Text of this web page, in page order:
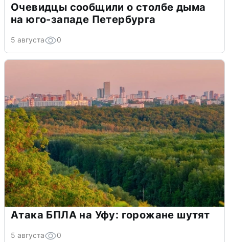
Очевидцы сообщили о столбе дыма
на юго-западе Петербурга
5 августа 0
Атака БПЛА на Уфу: горожане шутят
5 августа 0